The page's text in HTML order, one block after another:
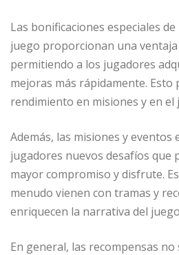
Las bonificaciones especiales
juego proporcionan una
permitiendo a los jugadores
mejoras más rápidamente.
rendimiento en misiones y en
Además, las misiones y eventos
jugadores nuevos desafíos que
mayor compromiso y disfrute.
menudo vienen con tramas y
enriquecen la narrativa del
En general, las recompensas